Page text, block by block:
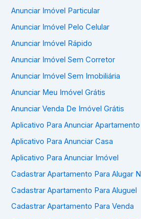
Anunciar Imóvel Particular
Anunciar Imóvel Pelo Celular
Anunciar Imóvel Rápido
Anunciar Imóvel Sem Corretor
Anunciar Imóvel Sem Imobiliária
Anunciar Meu Imóvel Grátis
Anunciar Venda De Imóvel Grátis
Aplicativo Para Anunciar Apartamento
Aplicativo Para Anunciar Casa
Aplicativo Para Anunciar Imóvel
Cadastrar Apartamento Para Alugar
Cadastrar Apartamento Para Aluguel
Cadastrar Apartamento Para Venda